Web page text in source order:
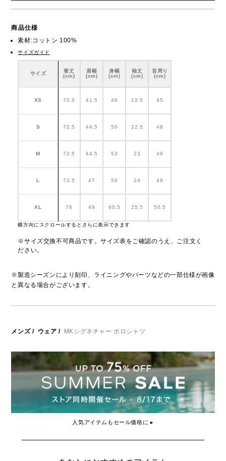
商品仕様
素材:コットン 100%
サイズガイド
サイズ
着丈
(cm)
肩幅
(cm)
身幅
(cm)
袖丈
(cm)
首周り
(cm)
XS 72.5 41.5 46 22.5 45
S 72.5 44.5 50 22.5 48
M 72.5 44.5 53 23 49
L 72.5 47 58 24 49
XL 76 49 60.5 25.5 50.5
横方向にスクロールするとさらに表示できます
※サイズ交換不可商品です。サイズ表をご確認のうえ、ご注文く
ださい。
※製造シーズンにより刻印、ライニングやパーツなどの一部仕様が画像
と異なる場合がございます。
メンズ/ ウェア / MKシグネチャー ポロシャツ
人気アイテムもセール価格に ▸